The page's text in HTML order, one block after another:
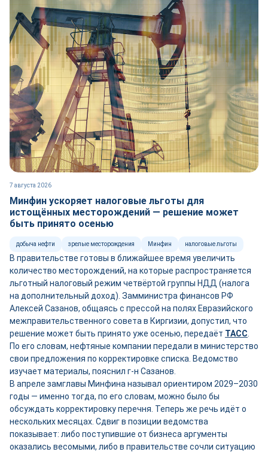
7 августа 2026
Минфин ускоряет налоговые льготы для
истощённых месторождений — решение может
быть принято осенью
добыча нефти зрелые месторождения Минфин налоговые льготы
В правительстве готовы в ближайшее время увеличить
количество месторождений, на которые распространяется
льготный налоговый режим четвёртой группы НДД (налога
на дополнительный доход). Замминистра финансов РФ
Алексей Сазанов, общаясь с прессой на полях Евразийского
межправительственного совета в Киргизии, допустил, что
решение может быть принято уже осенью, передаёт ТАСС
По его словам, нефтяные компании передали в министерство
свои предложения по корректировке списка. Ведомство
изучает материалы, пояснил г-н Сазанов.
В апреле замглавы Минфина называл ориентиром 2029–2030
годы — именно тогда, по его словам, можно было бы
обсуждать корректировку перечня. Теперь же речь идёт о
нескольких месяцах. Сдвиг в позиции ведомства
показывает: либо поступившие от бизнеса аргументы
оказались весомыми, либо в правительстве сочли ситуацию